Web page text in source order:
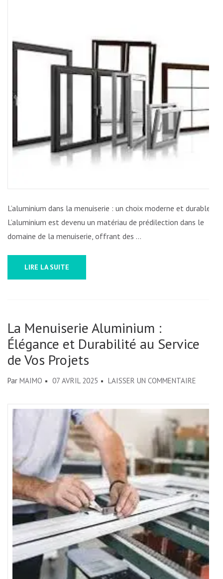
DE
L’aluminium dans la menuiserie : un choix moderne et durable
L’aluminium est devenu un matériau de prédilection dans le
domaine de la menuiserie, offrant des …
LIRE LA SUITE
La Menuiserie Aluminium :
Élégance et Durabilité au Service
de Vos Projets
Par MAIMO 07 AVRIL 2025 LAISSER UN COMMENTAIRE
:
ET
AU
SERVICE
DE
VOS
PROJETS